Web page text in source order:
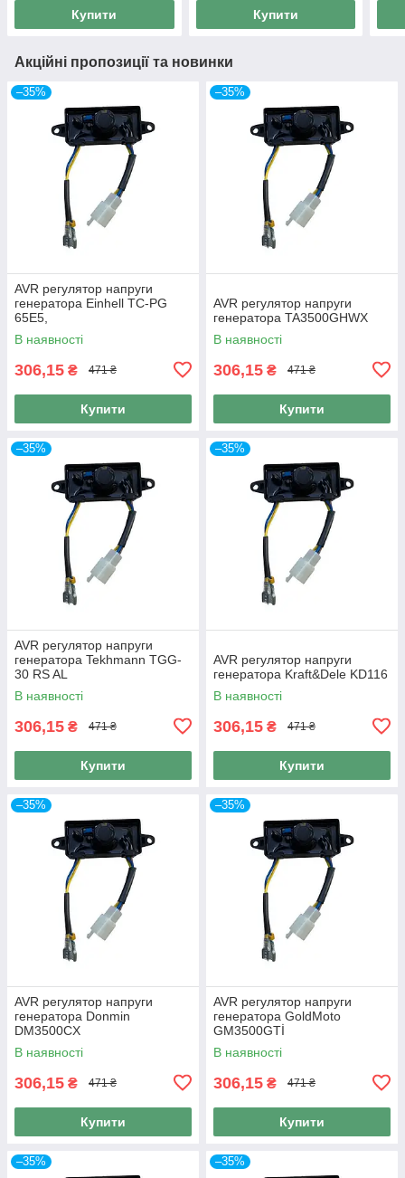
Купити Купити
Акційні пропозиції та новинки
–35%
AVR регулятор напруги
генератора Einhell TC-PG
65E5,
В наявності
306,15 ₴ 471 ₴
Купити
–35%
AVR регулятор напруги
генератора TA3500GHWX
В наявності
306,15 ₴ 471 ₴
Купити
–35%
AVR регулятор напруги
генератора Tekhmann TGG-
30 RS AL
В наявності
306,15 ₴ 471 ₴
Купити
–35%
AVR регулятор напруги
генератора Kraft&Dele KD116
В наявності
306,15 ₴ 471 ₴
Купити
–35%
AVR регулятор напруги
генератора Donmin
DM3500CX
В наявності
306,15 ₴ 471 ₴
Купити
–35%
AVR регулятор напруги
генератора GoldMoto
GM3500GTİ
В наявності
306,15 ₴ 471 ₴
Купити
–35% –35%